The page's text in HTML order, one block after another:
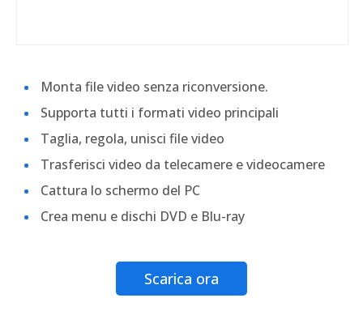
Monta file video senza riconversione.
Supporta tutti i formati video principali
Taglia, regola, unisci file video
Trasferisci video da telecamere e videocamere
Cattura lo schermo del PC
Crea menu e dischi DVD e Blu-ray
Scarica ora